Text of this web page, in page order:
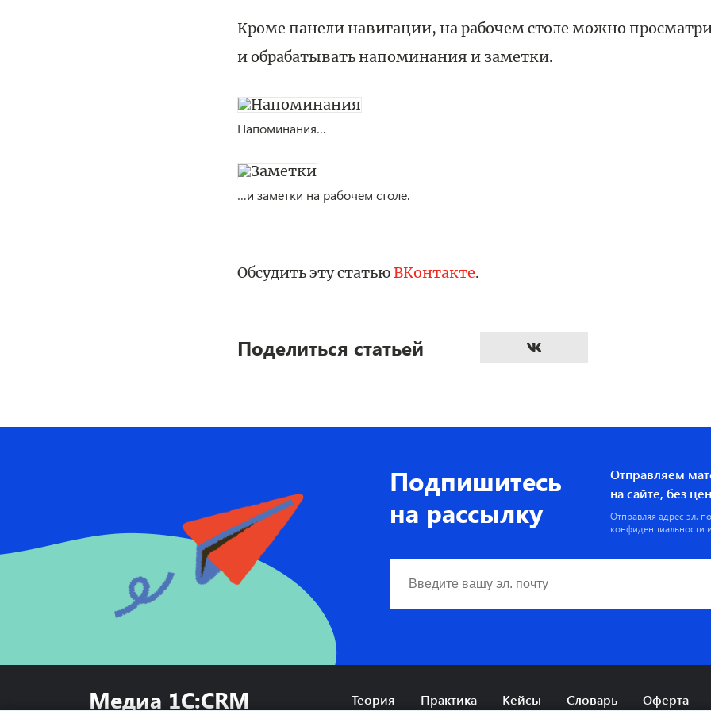
Кроме панели навигации, на рабочем столе можно
и обрабатывать напоминания и заметки.
Напоминания…
…и заметки на рабочем столе.
Обсудить эту статьюВКонтакте.
Поделиться статьей
Подпишитесь
на рассылку
Отправляем
на сайте, без
Отправляя адрес эл.
конфиденциальности
Медиа 1C:CRM Теория Практика Кейсы Словарь Оферта